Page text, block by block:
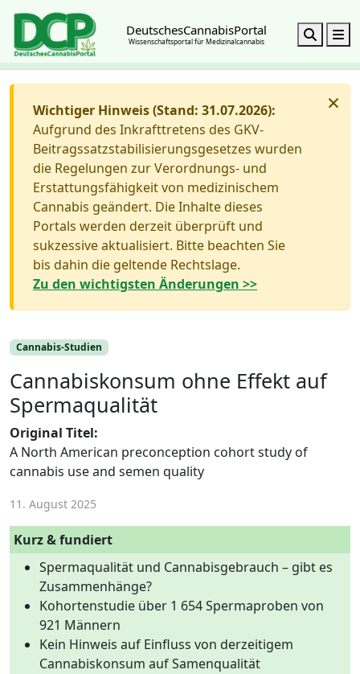
DeutschesCannabisPortal
Wissenschaftsportal für Medizinalcannabis Search
×
Wichtiger Hinweis (Stand: 31.07.2026):
Aufgrund des Inkrafttretens des GKV-
Beitragssatzstabilisierungsgesetzes wurden
die Regelungen zur Verordnungs- und
Erstattungsfähigkeit von medizinischem
Cannabis geändert. Die Inhalte dieses
Portals werden derzeit überprüft und
sukzessive aktualisiert. Bitte beachten Sie
bis dahin die geltende Rechtslage.
Zu den wichtigsten Änderungen >>
Cannabis-Studien
Cannabiskonsum ohne Effekt auf
Spermaqualität
Original Titel:
A North American preconception cohort study of
cannabis use and semen quality
11. August 2025
Kurz & fundiert
Spermaqualität und Cannabisgebrauch – gibt es
Zusammenhänge?
Kohortenstudie über 1 654 Spermaproben von
921 Männern
Kein Hinweis auf Einfluss von derzeitigem
Cannabiskonsum auf Samenqualität